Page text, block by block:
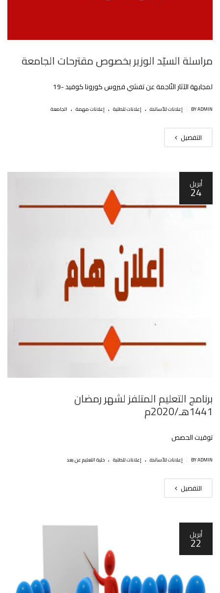
مراسلة السيّد الوزير بخصوص مقترحات الجامعة
لمجابهة الآثار النّاجمة عن تفشي فيروس كورونا كوفيد -19
BY ADMIN إعلانات للأساتذة . إعلانات للطلبة . إعلانات مهمة . الجامعة
التفصيل
أبريل
24
برنامج التعليم المتلفز لشهر رمضان
1441هـ/2020م
توقيت الحصص
BY ADMIN إعلانات للأساتذة . إعلانات للطلبة . خلية التعليم عن بعد
التفصيل
أبريل
22